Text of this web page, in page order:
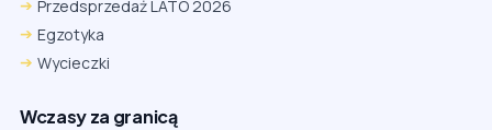
Przedsprzedaż LATO 2026
Egzotyka
Wycieczki
Wczasy za granicą